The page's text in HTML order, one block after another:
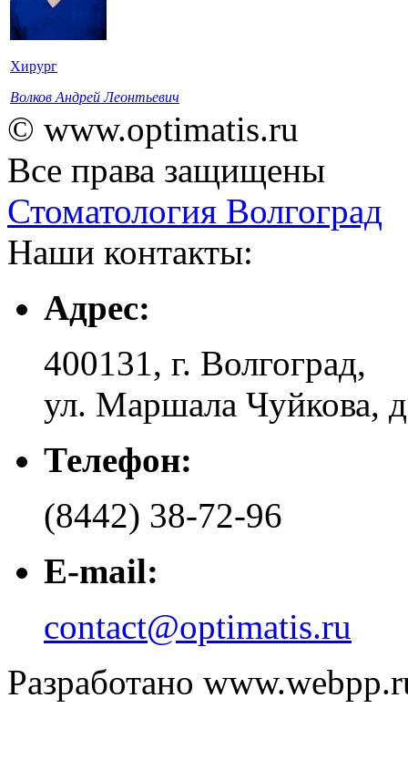
Хирург
Волков Андрей Леонтьевич
© www.optimatis.ru
Все права защищены
Стоматология Волгоград
Наши контакты:
Адрес:
400131, г. Волгоград,
ул. Маршала Чуйкова,
Телефон:
(8442) 38-72-96
E-mail:
contact@optimatis.ru
Разработано